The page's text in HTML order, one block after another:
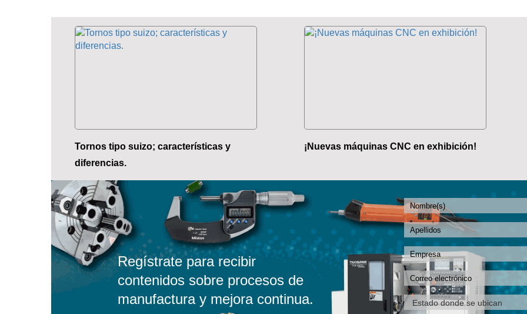
Tornos tipo suizo; características y
diferencias.
¡Nuevas máquinas CNC en exhibición!
Regístrate para recibir
contenidos sobre procesos de
manufactura y mejora continua.